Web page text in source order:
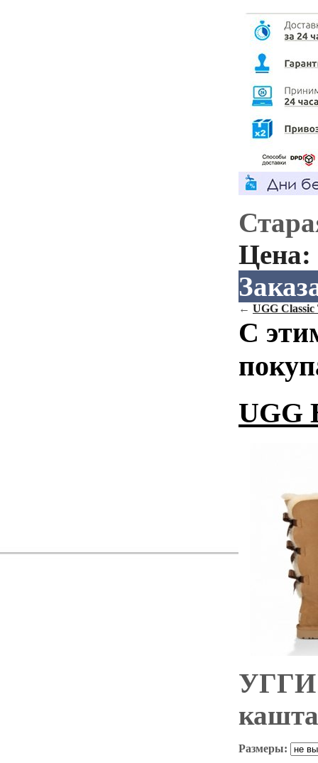
Цена:
← UGG Classic
С
UGG
УГГИ
Размеры: